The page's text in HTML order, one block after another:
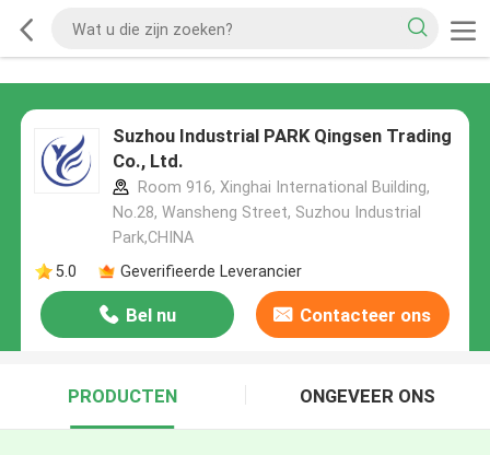
Suzhou Industrial PARK Qingsen Trading
Co., Ltd.
Room 916, Xinghai International Building,
No.28, Wansheng Street, Suzhou Industrial
Park,CHINA
5.0
Geverifieerde Leverancier
Bel nu Contacteer ons
PRODUCTEN ONGEVEER ONS